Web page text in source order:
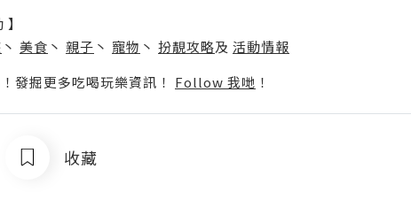
丶 美食 丶 親子 丶 寵物 丶 扮靚攻略及 活動情報
發掘更多吃喝玩樂資訊！ Follow 我哋 ！
收藏